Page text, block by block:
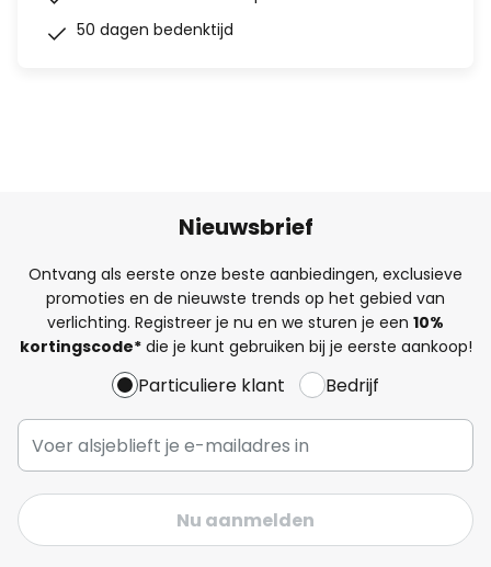
50 dagen bedenktijd
Nieuwsbrief
Ontvang als eerste onze beste aanbiedingen, exclusieve
promoties en de nieuwste trends op het gebied van
verlichting. Registreer je nu en we sturen je een 10%
kortingscode*die je kunt gebruiken bij je eerste aankoop!
Particuliere klant Bedrijf
Nu aanmelden